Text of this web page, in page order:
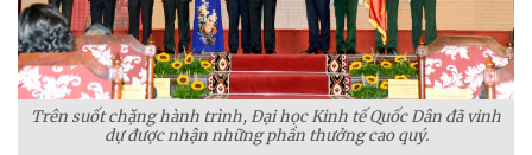
Trên suốt chặng hành trình, Đại học Kinh tế Quốc Dân đã vinh
dự được nhận những phần thưởng cao quý.